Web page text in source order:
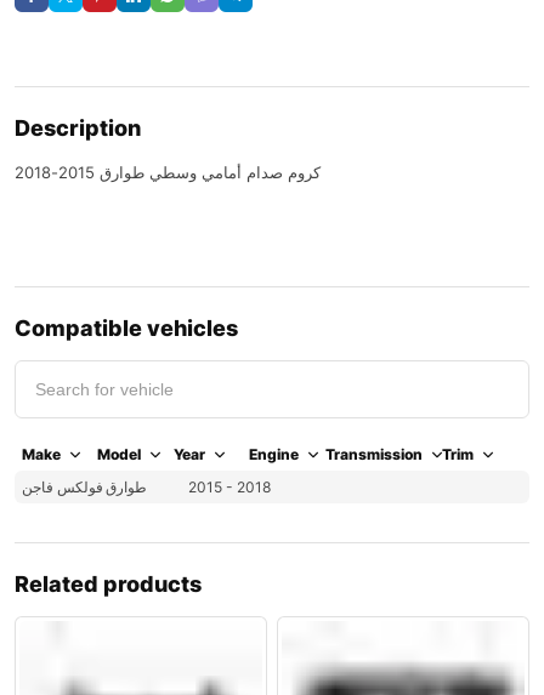
Description
كروم صدام أمامي وسطي طوارق 2015-2018
Compatible vehicles
Make Model Year Engine Transmission
Trim
فولكس فاجن طوارق 2015 - 2018
Related products